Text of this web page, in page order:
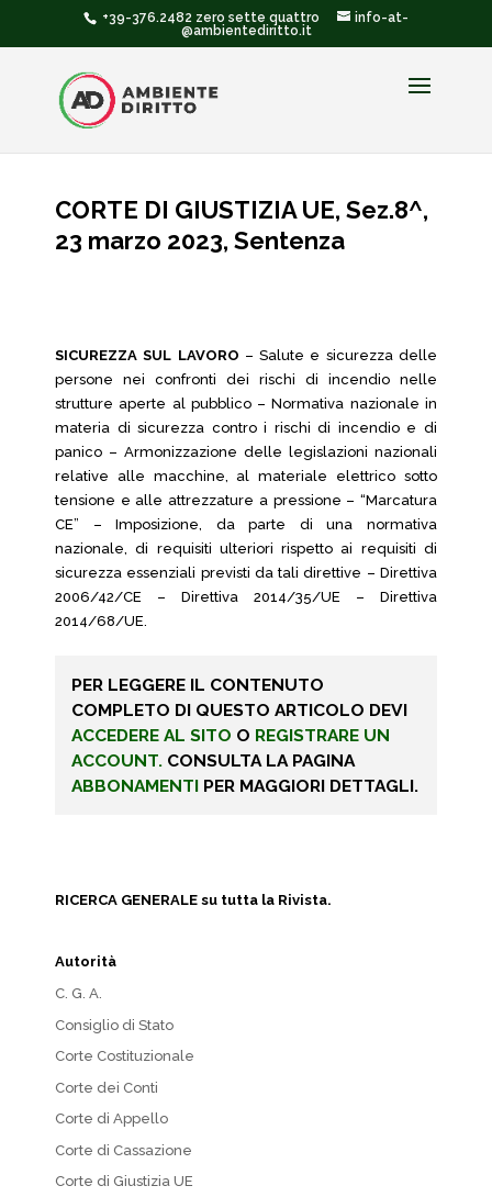
+39-376.2482 zero sette quattro
info-at-
@ambientediritto.it
CORTE DI GIUSTIZIA UE, Sez.8^,
23 marzo 2023, Sentenza
SICUREZZA SUL LAVORO – Salute e sicurezza delle
persone nei confronti dei rischi di incendio nelle
strutture aperte al pubblico – Normativa nazionale in
materia di sicurezza contro i rischi di incendio e di
panico – Armonizzazione delle legislazioni nazionali
relative alle macchine, al materiale elettrico sotto
tensione e alle attrezzature a pressione – “Marcatura
CE” – Imposizione, da parte di una normativa
nazionale, di requisiti ulteriori rispetto ai requisiti di
sicurezza essenziali previsti da tali direttive – Direttiva
2006/42/CE – Direttiva 2014/35/UE – Direttiva
2014/68/UE.
PER LEGGERE IL CONTENUTO
COMPLETO DI QUESTO ARTICOLO DEVI
ACCEDERE AL SITO O REGISTRARE UN
ACCOUNT. CONSULTA LA PAGINA
ABBONAMENTI PER MAGGIORI DETTAGLI.
RICERCA GENERALE su tutta la Rivista.
Autorità
C. G. A.
Consiglio di Stato
Corte Costituzionale
Corte dei Conti
Corte di Appello
Corte di Cassazione
Corte di Giustizia UE